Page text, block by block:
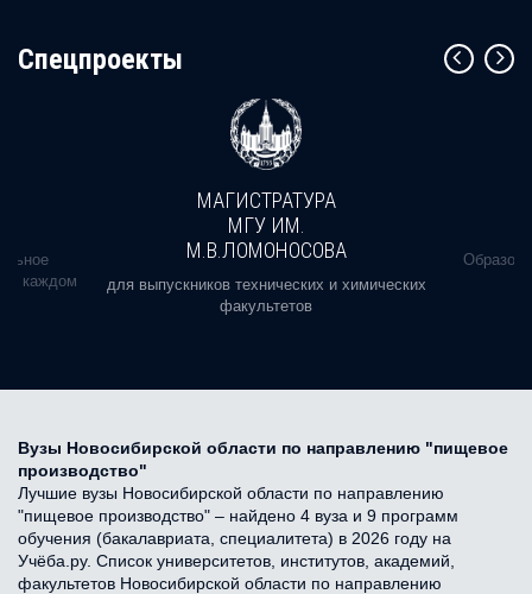
Cпецпроекты
в каждом
МАГИСТРАТУРА
МГУ ИМ.
М.В.ЛОМОНОСОВА
для выпускников технических и химических
факультетов
Вузы Новосибирской области по направлению "пищевое
производство"
Лучшие вузы Новосибирской области по направлению
"пищевое производство" – найдено 4 вуза и 9 программ
обучения (бакалавриата, специалитета) в 2026 году на
Учёба.ру. Список университетов, институтов, академий,
факультетов Новосибирской области по направлению